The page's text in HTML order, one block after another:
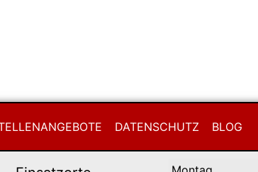
DATENSCHUTZ BLOG